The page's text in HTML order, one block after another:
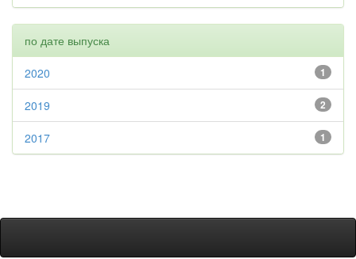
по дате выпуска
1
2020
2
2019
1
2017